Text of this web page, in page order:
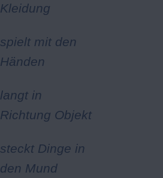
Kleidung
spielt mit den
Händen
langt in
Richtung Objekt
steckt Dinge in
den Mund